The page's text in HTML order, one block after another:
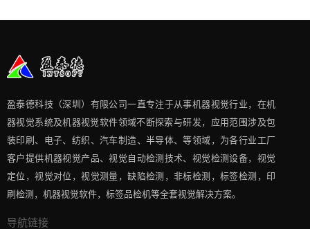
盈泰德科技（深圳）有限公司一直专注于从事机器视觉行业，在机
器视觉系统及机器视觉软件领域不断探索与研发​，应用范围涉及包
装印刷、电子、纺织、汽车制造、半导体、等领域，为各行业工厂
客户提供机器视觉产品、视觉自动检测技术、视觉检测设备，视觉
定位，视觉对位，视觉测量，缺陷检测，非标检测，标签检测，印
刷检测，机器视觉软件，标签品检机等​全套视觉解决方案​。
导航链接